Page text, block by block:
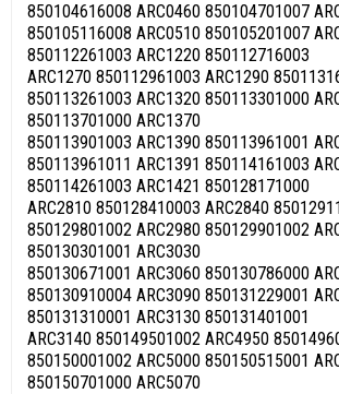
850104616008 ARC0460 850104701007
850105116008 ARC0510 850105201007
850112261003 ARC1220 850112716003
ARC1270 850112961003 ARC1290
850113261003 ARC1320 850113301000
850113701000 ARC1370
850113901003 ARC1390 850113961001
850113961011 ARC1391 850114161003
850114261003 ARC1421 850128171000
ARC2810 850128410003 ARC2840
850129801002 ARC2980 850129901002
850130301001 ARC3030
850130671001 ARC3060 850130786000
850130910004 ARC3090 850131229001
850131310001 ARC3130 850131401001
ARC3140 850149501002 ARC4950
850150001002 ARC5000 850150515001
850150701000 ARC5070